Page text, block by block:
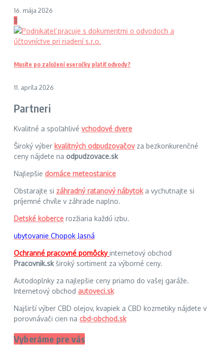
16. mája 2026
3
Musíte po založení eseročky platiť odvody?
11. apríla 2026
Partneri
Kvalitné a spoľahlivé vchodové dvere
Široký výber kvalitných odpudzovačovza bezkonkurenčné
ceny nájdete na odpudzovace.sk
Najlepšie domáce meteostanice
Obstarajte si záhradný ratanový nábytoka vychutnajte si
príjemné chvíle v záhrade naplno.
Detské koberce rozžiaria každú izbu.
ubytovanie Chopok Jasná
Ochranné pracovné pomôckyinternetový obchod
Pracovnik.skširoký sortiment za výborné ceny.
Autodoplnky za najlepšie ceny priamo do vašej garáže.
Internetový obchod autoveci.sk
Najširší výber CBD olejov, kvapiek a CBD kozmetiky nájdete v
porovnávači cien na cbd-obchod.sk
Vyberáme pre vás